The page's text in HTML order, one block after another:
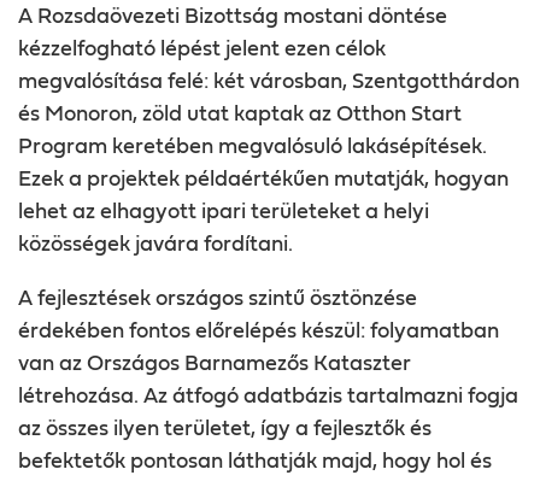
A Rozsdaövezeti Bizottság mostani döntése
kézzelfogható lépést jelent ezen célok
megvalósítása felé: két városban, Szentgotthárdon
és Monoron, zöld utat kaptak az Otthon Start
Program keretében megvalósuló lakásépítések.
Ezek a projektek példaértékűen mutatják, hogyan
lehet az elhagyott ipari területeket a helyi
közösségek javára fordítani.
A fejlesztések országos szintű ösztönzése
érdekében fontos előrelépés készül: folyamatban
van az Országos Barnamezős Kataszter
létrehozása. Az átfogó adatbázis tartalmazni fogja
az összes ilyen területet, így a fejlesztők és
befektetők pontosan láthatják majd, hogy hol és